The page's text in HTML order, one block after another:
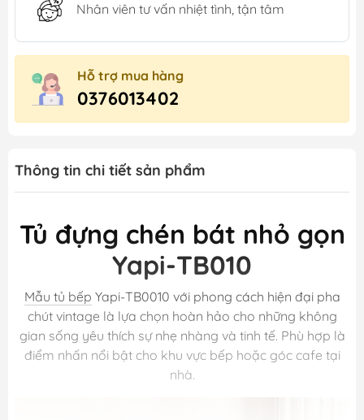
Nhân viên tư vấn nhiệt tình, tận tâm
Hỗ trợ mua hàng
0376013402
Thông tin chi tiết sản phẩm
Tủ đựng chén bát nhỏ gọn
Yapi-TB010
Mẫu tủ bếp Yapi-TB0010 với phong cách hiện đại pha
chút vintage là lựa chọn hoàn hảo cho những không
gian sống yêu thích sự nhẹ nhàng và tinh tế. Phù hợp là
điểm nhấn nổi bật cho khu vực bếp hoặc góc cafe tại
nhà.